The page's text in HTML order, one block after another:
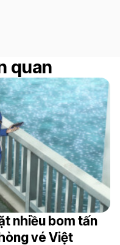
quan
nhiều bom tấn
vé Việt